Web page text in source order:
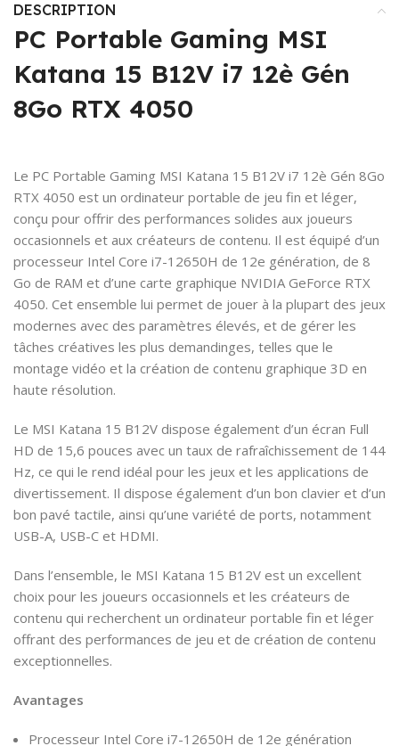
DESCRIPTION
PC Portable Gaming MSI
Katana 15 B12V i7 12è Gén
8Go RTX 4050
Le PC Portable Gaming MSI Katana 15 B12V i7 12è Gén 8Go
RTX 4050 est un ordinateur portable de jeu fin et léger,
conçu pour offrir des performances solides aux joueurs
occasionnels et aux créateurs de contenu. Il est équipé d’un
processeur Intel Core i7-12650H de 12e génération, de 8
Go de RAM et d’une carte graphique NVIDIA GeForce RTX
4050. Cet ensemble lui permet de jouer à la plupart des jeux
modernes avec des paramètres élevés, et de gérer les
tâches créatives les plus demandinges, telles que le
montage vidéo et la création de contenu graphique 3D en
haute résolution.
Le MSI Katana 15 B12V dispose également d’un écran Full
HD de 15,6 pouces avec un taux de rafraîchissement de 144
Hz, ce qui le rend idéal pour les jeux et les applications de
divertissement. Il dispose également d’un bon clavier et d’un
bon pavé tactile, ainsi qu’une variété de ports, notamment
USB-A, USB-C et HDMI.
Dans l’ensemble, le MSI Katana 15 B12V est un excellent
choix pour les joueurs occasionnels et les créateurs de
contenu qui recherchent un ordinateur portable fin et léger
offrant des performances de jeu et de création de contenu
exceptionnelles.
Avantages
Processeur Intel Core i7-12650H de 12e génération